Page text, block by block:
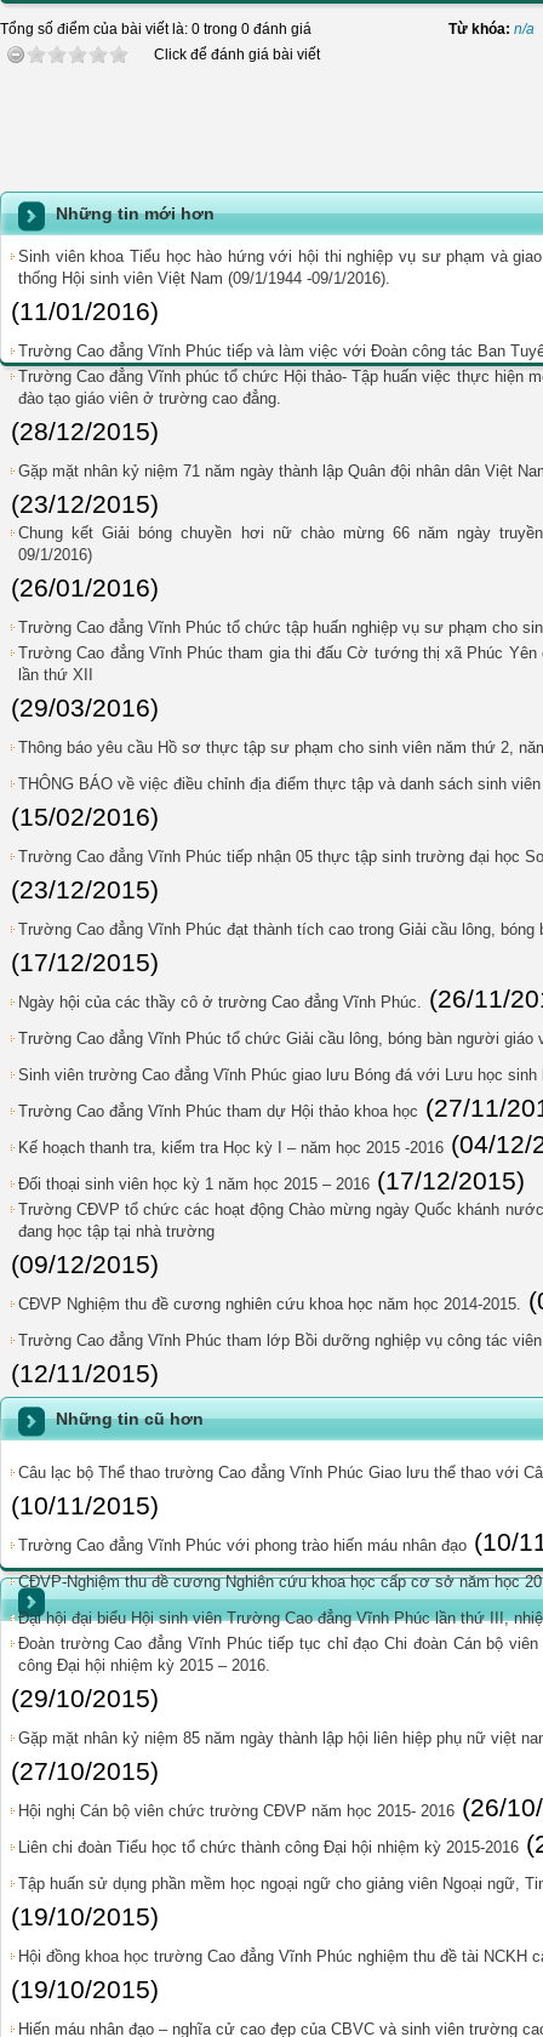
Tổng số điểm của bài viết là: 0 trong 0 đánh giá
Click để đánh giá bài viết
Từ khóa: n/a
Những tin mới hơn
Sinh viên khoa Tiểu học hào hứng với hội thi nghiệp vụ sư phạm và
thống Hội sinh viên Việt Nam (09/1/1944 -09/1/2016).
(11/01/2016)
Trường Cao đẳng Vĩnh Phúc tiếp và làm việc với Đoàn công tác Ban
Trường Cao đẳng Vĩnh phúc tổ chức Hội thảo- Tập huấn việc thực hiện
đào tạo giáo viên ở trường cao đẳng.
(28/12/2015)
Gặp mặt nhân kỷ niệm 71 năm ngày thành lập Quân đội nhân dân Việt
(23/12/2015)
Chung kết Giải bóng chuyền hơi nữ chào mừng 66 năm ngày
09/1/2016)
(26/01/2016)
Trường Cao đẳng Vĩnh Phúc tổ chức tập huấn nghiệp vụ sư phạm cho
Trường Cao đẳng Vĩnh Phúc tham gia thi đấu Cờ tướng thị xã Phúc
lần thứ XII
(29/03/2016)
Thông báo yêu cầu Hồ sơ thực tập sư phạm cho sinh viên năm thứ 2,
THÔNG BÁO về việc điều chỉnh địa điểm thực tập và danh sách sinh
(15/02/2016)
Trường Cao đẳng Vĩnh Phúc tiếp nhận 05 thực tập sinh trường đại học
(23/12/2015)
Trường Cao đẳng Vĩnh Phúc đạt thành tích cao trong Giải cầu lông,
(17/12/2015)
Ngày hội của các thầy cô ở trường Cao đẳng Vĩnh Phúc. (26/11/
Trường Cao đẳng Vĩnh Phúc tổ chức Giải cầu lông, bóng bàn người giáo
Sinh viên trường Cao đẳng Vĩnh Phúc giao lưu Bóng đá với Lưu học sinh
Trường Cao đẳng Vĩnh Phúc tham dự Hội thảo khoa học (27/11/
Kế hoạch thanh tra, kiểm tra Học kỳ I – năm học 2015 -2016 (04/12/
Đối thoại sinh viên học kỳ 1 năm học 2015 – 2016 (17/12/2015)
Trường CĐVP tổ chức các hoạt động Chào mừng ngày Quốc khánh
đang học tập tại nhà trường
(09/12/2015)
CĐVP Nghiệm thu đề cương nghiên cứu khoa học năm học 2014-2015.
Trường Cao đẳng Vĩnh Phúc tham lớp Bồi dưỡng nghiệp vụ công tác
(12/11/2015)
Những tin cũ hơn
Câu lạc bộ Thể thao trường Cao đẳng Vĩnh Phúc Giao lưu thể thao với
(10/11/2015)
Trường Cao đẳng Vĩnh Phúc với phong trào hiến máu nhân đạo (10/
CĐVP-Nghiệm thu đề cương Nghiên cứu khoa học cấp cơ sở năm học
Đại hội đại biểu Hội sinh viên Trường Cao đẳng Vĩnh Phúc lần thứ III,
Đoàn trường Cao đẳng Vĩnh Phúc tiếp tục chỉ đạo Chi đoàn Cán bộ
công Đại hội nhiệm kỳ 2015 – 2016.
(29/10/2015)
Gặp mặt nhân kỷ niệm 85 năm ngày thành lập hội liên hiệp phụ nữ việt
(27/10/2015)
Hội nghị Cán bộ viên chức trường CĐVP năm học 2015- 2016 (26/
Liên chi đoàn Tiểu học tổ chức thành công Đại hội nhiệm kỳ 2015-2016
Tập huấn sử dụng phần mềm học ngoại ngữ cho giảng viên Ngoại ngữ,
(19/10/2015)
Hội đồng khoa học trường Cao đẳng Vĩnh Phúc nghiệm thu đề tài NCKH
(19/10/2015)
Hiến máu nhân đạo – nghĩa cử cao đẹp của CBVC và sinh viên trường